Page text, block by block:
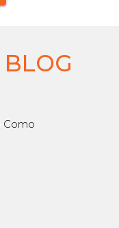
BLOG